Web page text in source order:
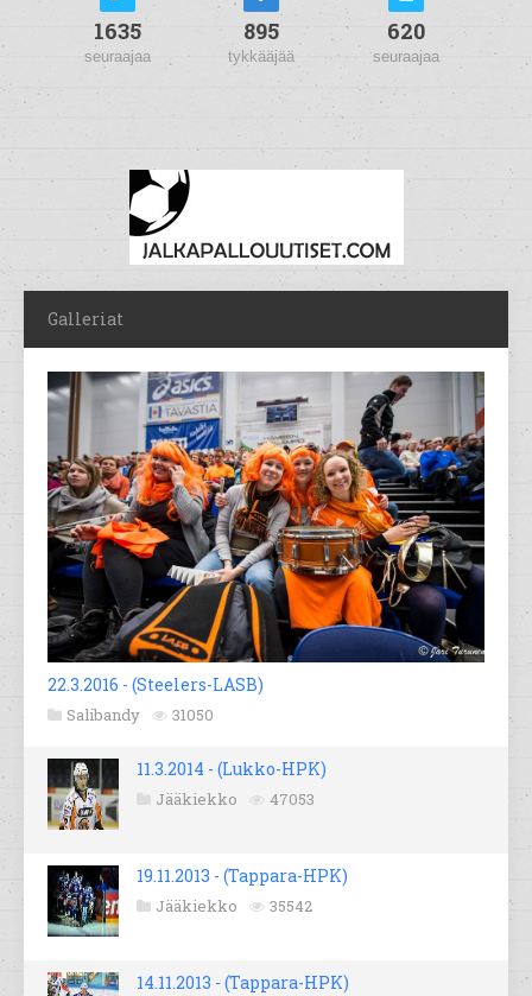
1635
seuraajaa
895
tykkääjää
620
seuraajaa
Galleriat
22.3.2016 - (Steelers-LASB)
Salibandy 31050
11.3.2014 - (Lukko-HPK)
Jääkiekko 47053
19.11.2013 - (Tappara-HPK)
Jääkiekko 35542
14.11.2013 - (Tappara-HPK)